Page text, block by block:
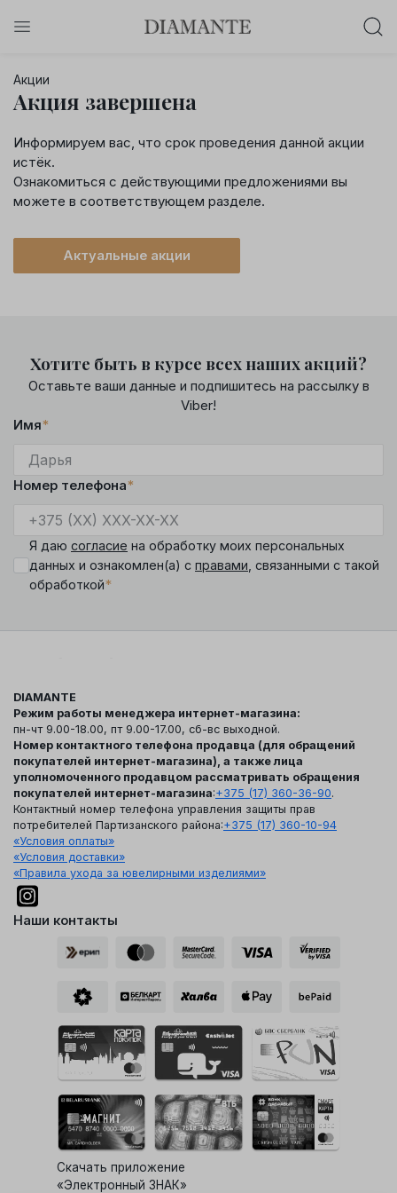
0 : 0 :
Хочу!
Акции
Акция завершена
Информируем вас, что срок проведения данной акции
истёк.
Ознакомиться с действующими предложениями вы
можете в соответствующем разделе.
Актуальные акции
Хотите быть в курсе всех наших акций?
Оставьте ваши данные и подпишитесь на рассылку в
Viber!
Имя*
Номер телефона*
Я даю согласие на обработку моих персональных
данных и ознакомлен(а) с правами , связанными с такой
обработкой*
DIAMANTE
Режим работы менеджера интернет-магазина:
пн-чт 9.00-18.00, пт 9.00-17.00, сб-вс выходной.
Номер контактного телефона продавца (для обращений
покупателей интернет-магазина), а также лица
уполномоченного продавцом рассматривать обращения
покупателей интернет-магазина:+375 (17) 360-36-90.
Контактный номер телефона управления защиты прав
потребителей Партизанского района:+375 (17) 360-10-94
«Условия оплаты»
«Условия доставки»
«Правила ухода за ювелирными изделиями»
Наши контакты
Скачать приложение
«Электронный ЗНАК»